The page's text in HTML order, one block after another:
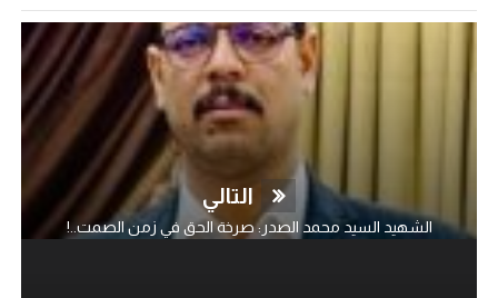
التالي
الشهيد السيد محمد الصدر: صرخة الحق في زمن الصمت..!